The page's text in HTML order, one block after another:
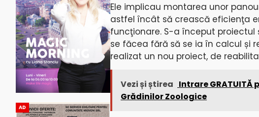
AD
Ele implicau montarea unor
astfel încât să crească eficienţa
funcţionare. S-a început
se făcea fără să se ia în calcul și
realizat un nou proiect, de
Vezi și știrea Intrare
Grădinilor Zoologice